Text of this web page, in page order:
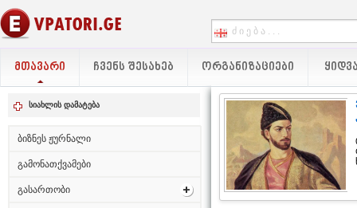
ᲛᲗᲐᲕᲐᲠᲘ ᲩᲕᲔᲜᲡ ᲨᲔᲡᲐᲮᲔᲑ ᲝᲠᲒᲐᲜᲘᲖᲐᲪᲘᲔᲑᲘ
სიახლის დამატება
ბიზნეს ჟურნალი
გამონათქვამები
გასართობი